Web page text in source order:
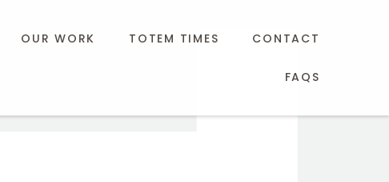
OUR WORK TOTEM TIMES CONTACT
FAQS